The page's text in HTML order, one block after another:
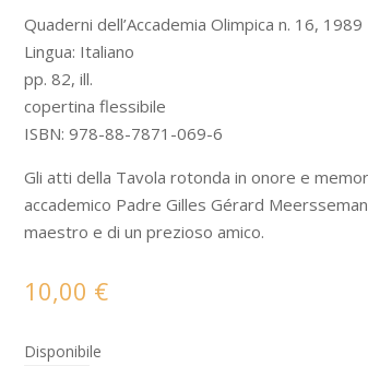
Quaderni dell’Accademia Olimpica n. 16, 1989
Lingua: Italiano
pp. 82, ill.
copertina flessibile
ISBN: 978-88-7871-069-6
Gli atti della Tavola rotonda in onore e
accademico Padre Gilles Gérard
maestro e di un prezioso amico.
10,00 €
Disponibile